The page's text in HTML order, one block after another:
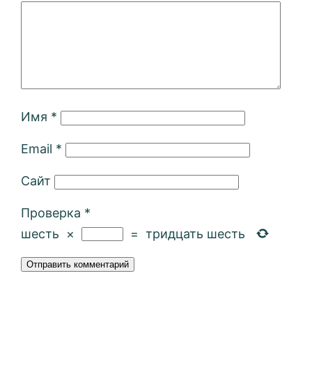
Имя *
Email *
Сайт
Проверка *
шесть
× = тридцать шесть